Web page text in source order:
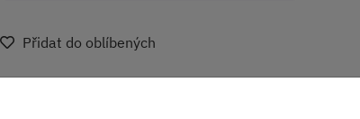
Přidat do oblíbených